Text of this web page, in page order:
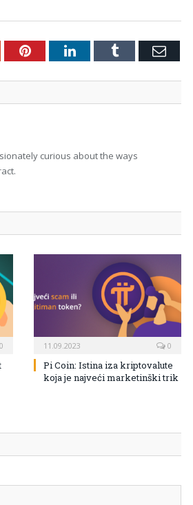
PinterestLinkedInTumblr Email
curious about the ways
0 11.09.2023 0
Pi Coin: Istina iza kriptovalute
koja je najveći marketinški trik